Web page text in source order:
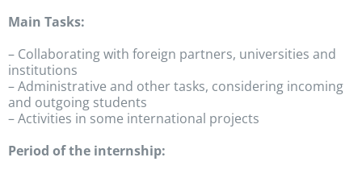
Main Tasks:
– Collaborating with foreign partners, universities and
institutions
– Administrative and other tasks, considering incoming
and outgoing students
– Activities in some international projects
Period of the internship: